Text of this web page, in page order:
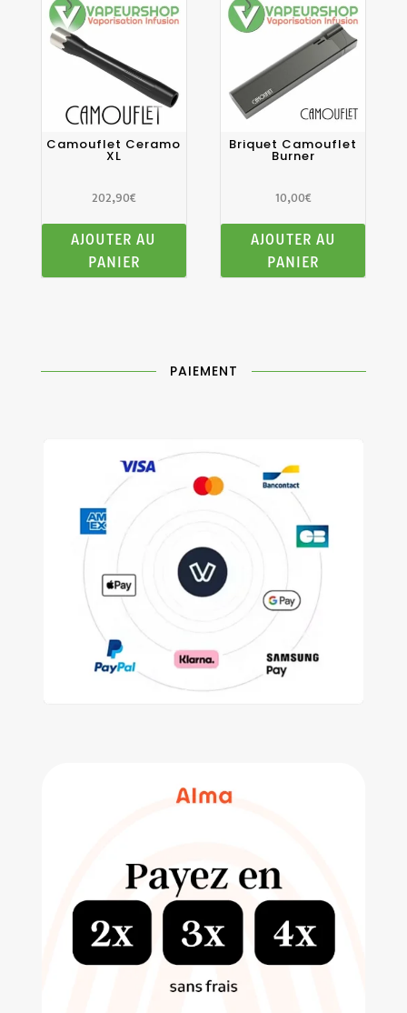
Camouflet Ceramo
XL
202,90€
AJOUTER AU
PANIER
Briquet Camouflet
Burner
10,00€
AJOUTER AU
PANIER
PAIEMENT